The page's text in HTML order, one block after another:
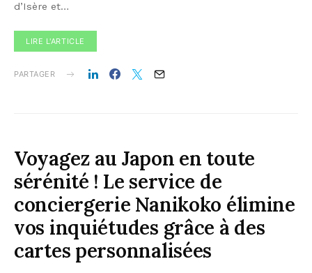
d’Isère et…
LIRE L'ARTICLE
PARTAGER
Voyagez au Japon en toute
sérénité ! Le service de
conciergerie Nanikoko élimine
vos inquiétudes grâce à des
cartes personnalisées